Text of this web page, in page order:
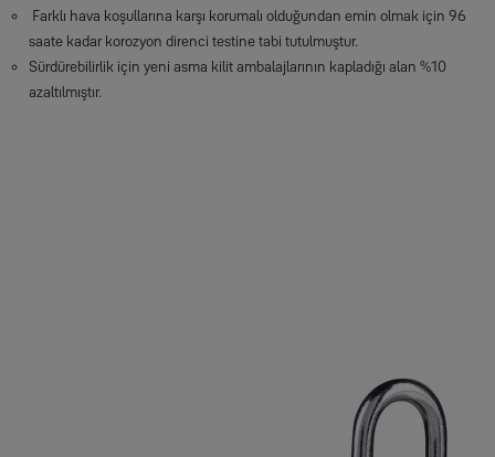
Farklı hava koşullarına karşı korumalı olduğundan emin olmak için 96
saate kadar korozyon direnci testine tabi tutulmuştur.
Sürdürebilirlik için yeni asma kilit ambalajlarının kapladığı alan %10
azaltılmıştır.